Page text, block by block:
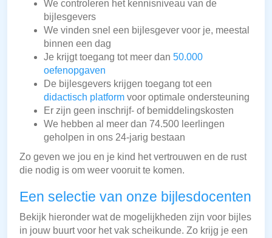
We controleren het kennisniveau van de
bijlesgevers
We vinden snel een bijlesgever voor je, meestal
binnen een dag
Je krijgt toegang tot meer dan 50.000
oefenopgaven
De bijlesgevers krijgen toegang tot een
didactisch platform voor optimale ondersteuning
Er zijn geen inschrijf- of bemiddelingskosten
We hebben al meer dan 74.500 leerlingen
geholpen in ons 24-jarig bestaan
Zo geven we jou en je kind het vertrouwen en de rust
die nodig is om weer vooruit te komen.
Een selectie van onze bijlesdocenten
Bekijk hieronder wat de mogelijkheden zijn voor bijles
in jouw buurt voor het vak scheikunde. Zo krijg je een